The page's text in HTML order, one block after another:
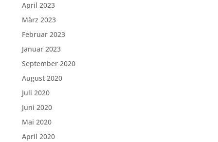
April 2023
März 2023
Februar 2023
Januar 2023
September 2020
August 2020
Juli 2020
Juni 2020
Mai 2020
April 2020